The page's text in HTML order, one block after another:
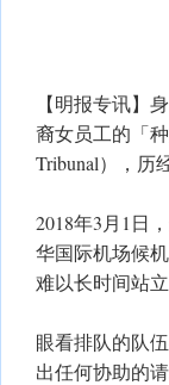
【明报专讯】
裔女员工的「
Tribunal），历
2018年3月1日
华国际机场候
难以长时间站立
眼看排队的队
出任何协助的